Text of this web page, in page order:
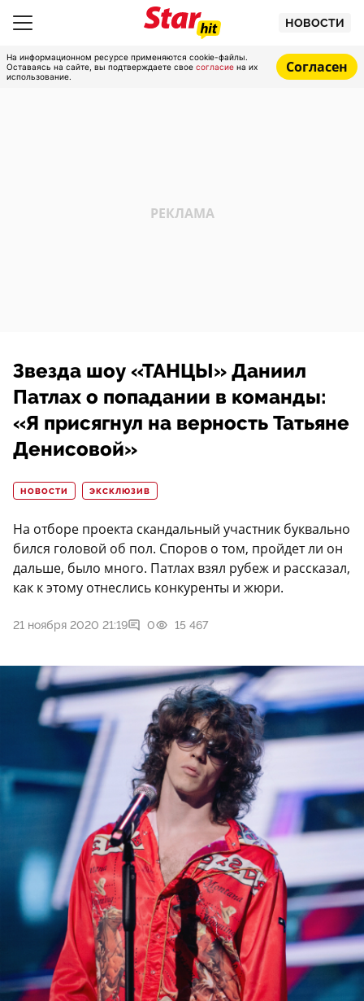
НОВОСТИ
На информационном ресурсе применяются cookie-файлы.
Оставаясь на сайте, вы подтверждаете свое согласие на их
использование.
Согласен
Звезда шоу «ТАНЦЫ» Даниил
Патлах о попадании в команды:
«Я присягнул на верность Татьяне
Денисовой»
НОВОСТИ ЭКСКЛЮЗИВ
На отборе проекта скандальный участник буквально
бился головой об пол. Споров о том, пройдет ли он
дальше, было много. Патлах взял рубеж и рассказал,
как к этому отнеслись конкуренты и жюри.
21 ноября 2020 21:19 0 15 467